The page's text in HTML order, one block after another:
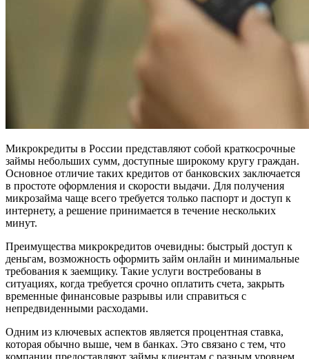
Микрокредиты в России представляют собой краткосрочные
займы небольших сумм, доступные широкому кругу граждан.
Основное отличие таких кредитов от банковских заключается
в простоте оформления и скорости выдачи. Для получения
микрозайма чаще всего требуется только паспорт и доступ к
интернету, а решение принимается в течение нескольких
минут.
Преимущества микрокредитов очевидны: быстрый доступ к
деньгам, возможность оформить займ онлайн и минимальные
требования к заемщику. Такие услуги востребованы в
ситуациях, когда требуется срочно оплатить счета, закрыть
временные финансовые разрывы или справиться с
непредвиденными расходами.
Одним из ключевых аспектов является процентная ставка,
которая обычно выше, чем в банках. Это связано с тем, что
компании предоставляют займы клиентам с разным уровнем